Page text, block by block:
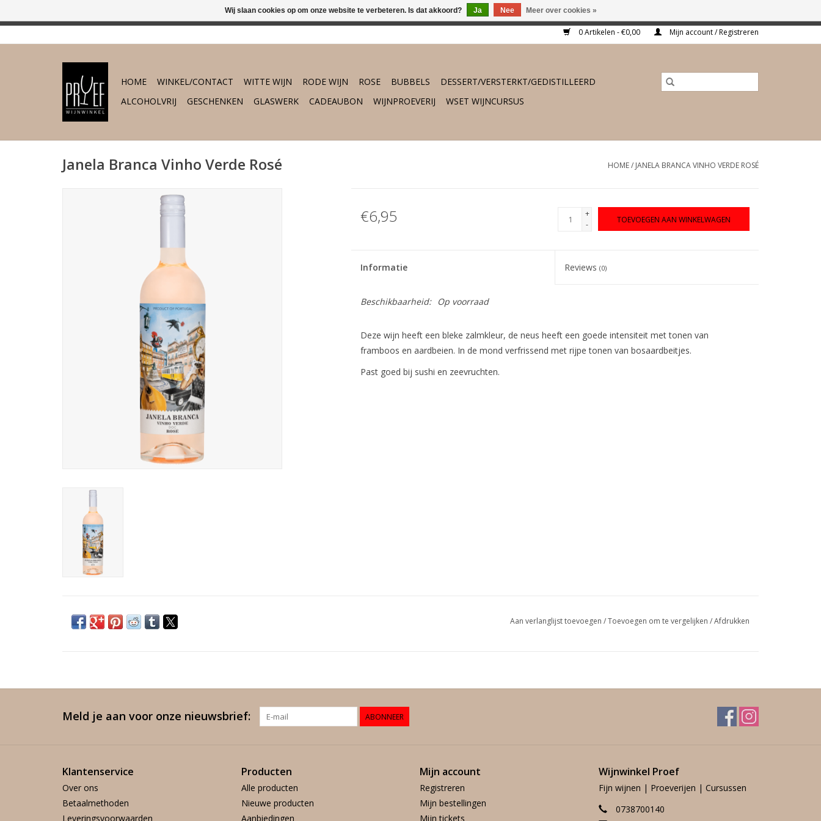
0 Artikelen - €0,00 Mijn account / Registreren
HOME WINKEL/CONTACT WITTE WIJN RODE WIJN ROSE BUBBELS
DESSERT/VERSTERKT/GEDISTILLEERD
ALCOHOLVRIJ
GESCHENKEN GLASWERK CADEAUBON WIJNPROEVERIJ WSET WIJNCURSUS
Janela Branca Vinho Verde Rosé HOME/ JANELA BRANCA VINHO VERDE ROSÉ
€6,95
+
-
TOEVOEGEN AAN WINKELWAGEN
Informatie Reviews(0)
Beschikbaarheid: Op voorraad
Deze wijn heeft een bleke zalmkleur, de neus heeft een goede intensiteit met tonen van
framboos en aardbeien. In de mond verfrissend met rijpe tonen van bosaardbeitjes.
Past goed bij sushi en zeevruchten.
Aan verlanglijst toevoegen /Toevoegen om te vergelijken /Afdrukken
Meld je aan voor onze nieuwsbrief: ABONNEER
Klantenservice
Over ons
Betaalmethoden
Leveringsvoorwaarden
Producten
Alle producten
Nieuwe producten
Aanbiedingen
Mijn account
Registreren
Mijn bestellingen
Mijn tickets
Wijnwinkel Proef
Fijn wijnen | Proeverijen | Cursussen
0738700140
Wij slaan cookies op om onze website te verbeteren. Is dat akkoord? Ja Nee Meer over cookies »
In 's-Hertogenbosch vanaf €75,- gratis thuisbezorgd. Daarbuiten gratis verzending vanaf €175,-